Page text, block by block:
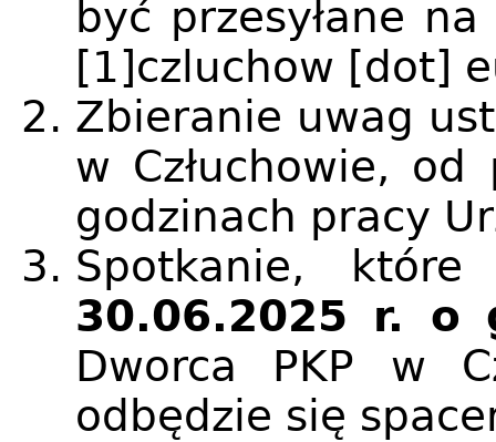
być przesyłane
[1]czluchow [dot]
Zbieranie uwag
w Człuchowie,
godzinach pracy
Spotkanie,
30.06.2025 r. o
Dworca PKP w
odbędzie się